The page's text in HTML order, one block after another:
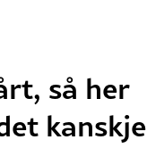
så her
kanskje